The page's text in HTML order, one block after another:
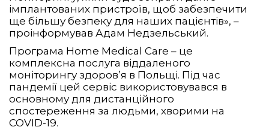
імплантованих пристроїв, щоб забезпечити
ще більшу безпеку для наших пацієнтів», –
проінформував Адам Недзельський.
Програма Home Medical Care – це
комплексна послуга віддаленого
моніторингу здоров’я в Польщі. Під час
пандемії цей сервіс використовувався в
основному для дистанційного
спостереження за людьми, хворими на
COVID-19.